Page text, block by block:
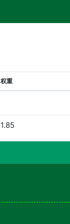
权重
1.85